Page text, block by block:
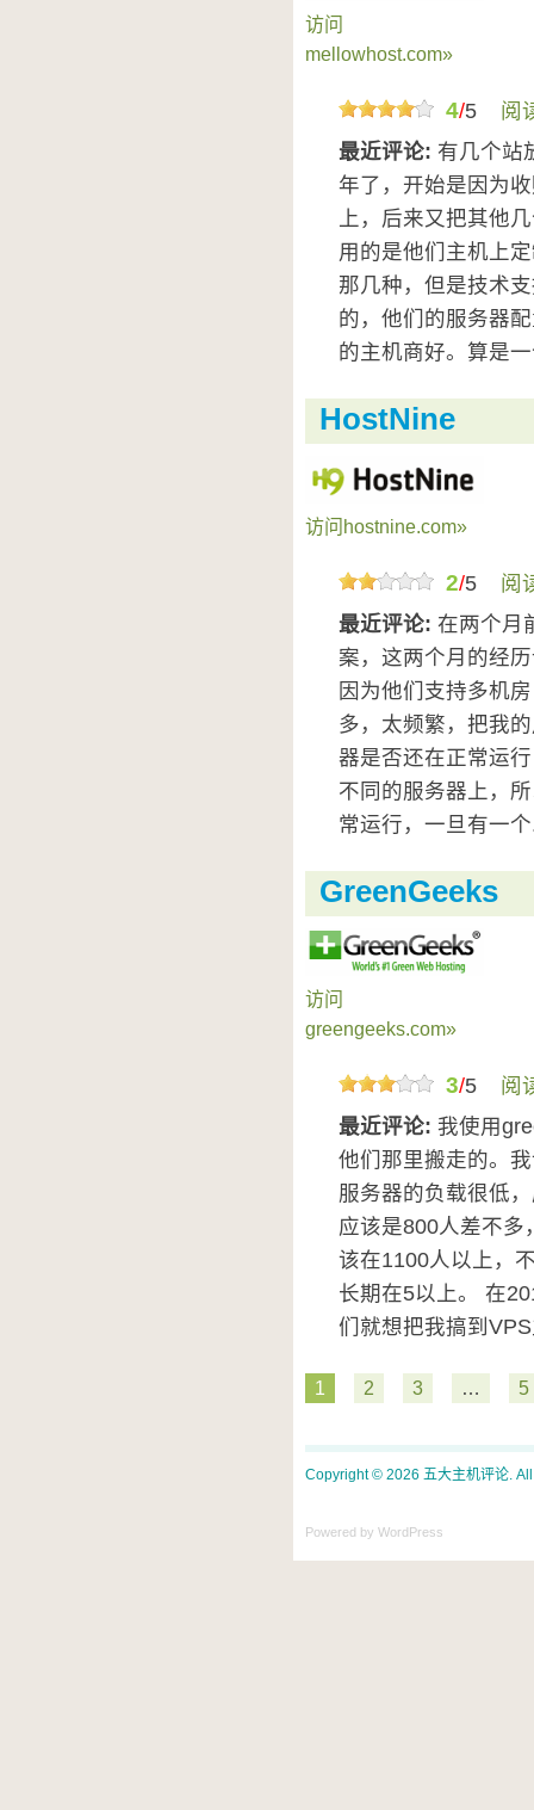
访问
mellowhost.com»
4/5
阅
最近评论: 有几个站
年了，开始是因为
上，后来又把其他
用的是他们主机上
那几种，但是技术
的，他们的服务器
的主机商好。算是
HostNine
访问hostnine.com»
2/5
阅
最近评论: 在两个月
案，这两个月的经
因为他们支持多机
多，太频繁，把我
器是否还在正常运
不同的服务器上，
常运行，一旦有一
GreenGeeks
访问
greengeeks.com»
3/5
阅
最近评论: 我使用
他们那里搬走的。
服务器的负载很低
应该是800人差不多
该在1100人以上，
长期在5以上。 在
们就想把我搞到
1 2 3 … 5
Copyright © 2026 五大主机评论.
Powered by WordPress